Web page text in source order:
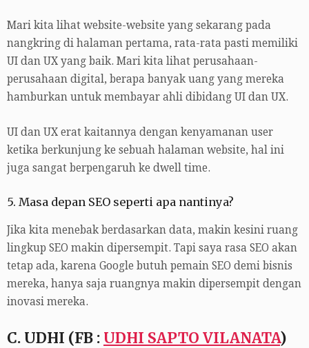
Mari kita lihat website-website yang sekarang pada
nangkring di halaman pertama, rata-rata pasti memiliki
UI dan UX yang baik. Mari kita lihat perusahaan-
perusahaan digital, berapa banyak uang yang mereka
hamburkan untuk membayar ahli dibidang UI dan UX.
UI dan UX erat kaitannya dengan kenyamanan user
ketika berkunjung ke sebuah halaman website, hal ini
juga sangat berpengaruh ke dwell time.
5. Masa depan SEO seperti apa nantinya?
Jika kita menebak berdasarkan data, makin kesini ruang
lingkup SEO makin dipersempit. Tapi saya rasa SEO akan
tetap ada, karena Google butuh pemain SEO demi bisnis
mereka, hanya saja ruangnya makin dipersempit dengan
inovasi mereka.
C. UDHI (FB : UDHI SAPTO VILANATA)